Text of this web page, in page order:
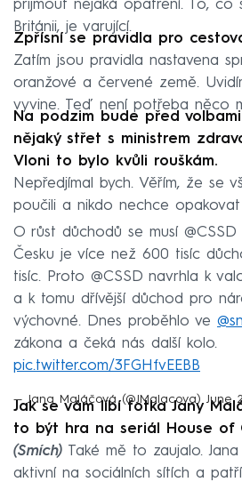
přijmout nějaká opatření. To, co
Británii, je varující.
Zpřísní se pravidla pro
Zatím jsou pravidla nastavena
oranžové a červené země.
vyvine. Teď není potřeba něco
Na podzim bude před
nějaký střet s ministrem
Vloni to bylo kvůli rouškám.
Nepředjímal bych. Věřím, že se
poučili a nikdo nechce opakovat
O růst důchodů se musí
Česku je více než 600 tisíc
tisíc. Proto @CSSD navrhla k
a k tomu dřívější důchod pro
výchovné. Dnes proběhlo ve
zákona a čeká nás další kolo.
pic.twitter.com/3FGHfvEEBB
— Jana Maláčová (@JMalacova) June
Jak se vám líbí fotka Jany
to být hra na seriál House of
(Smích) Také mě to zaujalo.
aktivní na sociálních sítích a